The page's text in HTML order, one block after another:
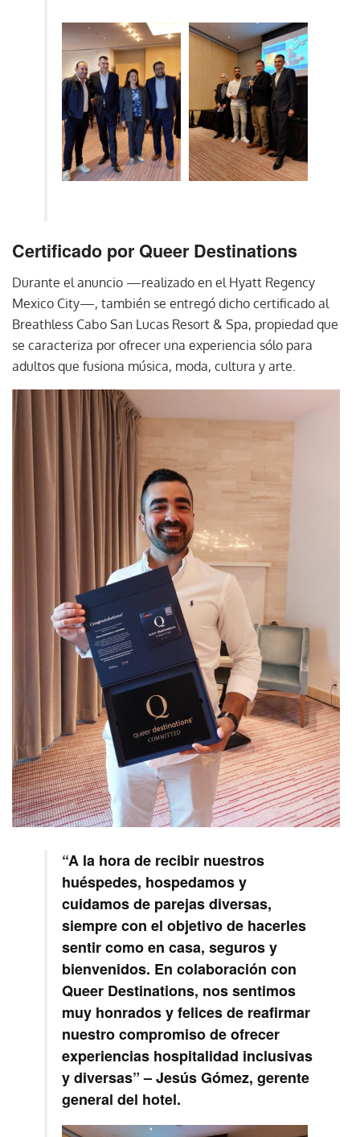
Certificado por Queer Destinations
Durante el anuncio —realizado en el Hyatt Regency
Mexico City—, también se entregó dicho certificado al
Breathless Cabo San Lucas Resort & Spa, propiedad que
se caracteriza por ofrecer una experiencia sólo para
adultos que fusiona música, moda, cultura y arte.
“A la hora de recibir nuestros
huéspedes, hospedamos y
cuidamos de parejas diversas,
siempre con el objetivo de hacerles
sentir como en casa, seguros y
bienvenidos. En colaboración con
Queer Destinations, nos sentimos
muy honrados y felices de reafirmar
nuestro compromiso de ofrecer
experiencias hospitalidad inclusivas
y diversas” – Jesús Gómez, gerente
general del hotel.